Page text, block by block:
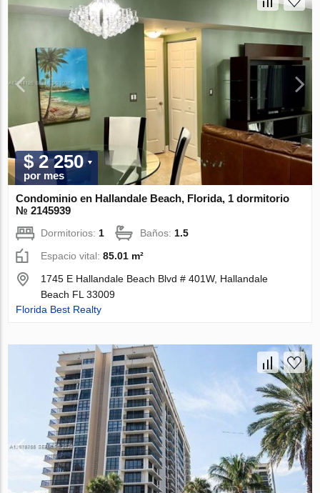
$ 2 250
por mes
Condominio en Hallandale Beach, Florida, 1 dormitorio
№ 2145939
Dormitorios: 1 Baños: 1.5
Espacio vital:85.01 m²
1745 E Hallandale Beach Blvd # 401W, Hallandale
Beach FL 33009
Florida Best Realty